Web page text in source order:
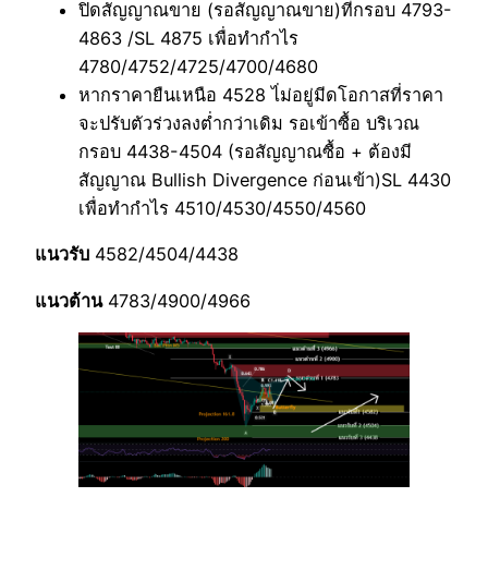
ปิดสัญญาณขาย (รอสัญญาณขาย)ที่กรอบ 4793-
4863 /SL 4875 เพื่อทำกำไร
4780/4752/4725/4700/4680
หากราคายืนเหนือ 4528 ไ่ม่อยู่มีดโอกาสที่ราคา
จะปรับตัวร่วงลงต่ำกว่าเดิม รอเข้าซื้อ บริเวณ
กรอบ 4438-4504 (รอสัญญาณซื้อ + ต้องมี
สัญญาณ Bullish Divergence ก่อนเข้า)SL 4430
เพื่อทำกำไร 4510/4530/4550/4560
แนวรับ 4582/4504/4438
แนวต้าน4783/4900/4966